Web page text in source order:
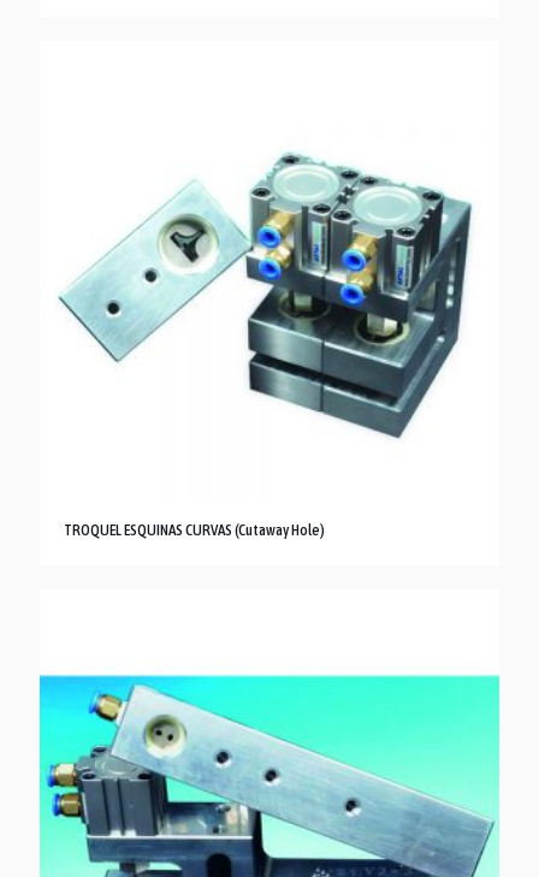
TROQUEL ESQUINAS CURVAS (Cutaway Hole)